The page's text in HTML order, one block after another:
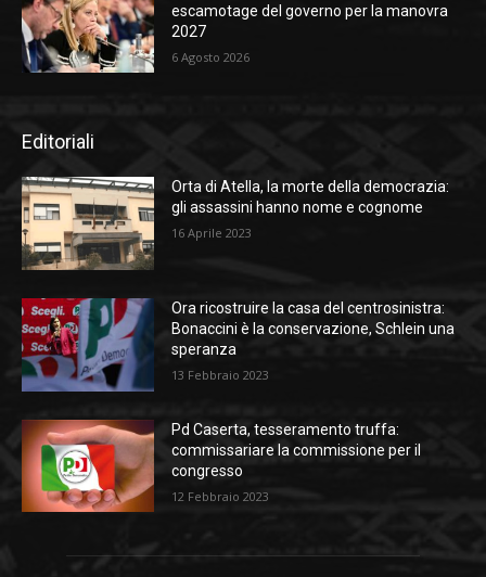
escamotage del governo per la manovra
2027
6 Agosto 2026
Editoriali
Orta di Atella, la morte della democrazia:
gli assassini hanno nome e cognome
16 Aprile 2023
Ora ricostruire la casa del centrosinistra:
Bonaccini è la conservazione, Schlein una
speranza
13 Febbraio 2023
Pd Caserta, tesseramento truffa:
commissariare la commissione per il
congresso
12 Febbraio 2023